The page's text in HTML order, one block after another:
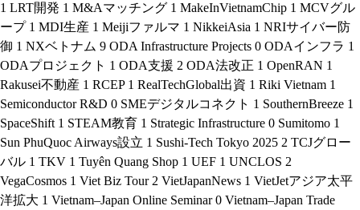
1 LRT開発 1 M&Aマッチング 1 MakeInVietnamChip 1 MCVグル
ープ 1 MDI生産 1 Meijiファルマ 1 NikkeiAsia 1 NRIサイバー防
御 1 NXベトナム 9 ODA Infrastructure Projects 0 ODAインフラ 1
ODAプロジェクト 1 ODA支援 2 ODA法改正 1 OpenRAN 1
Rakusei不動産 1 RCEP 1 RealTechGlobal出資 1 Riki Vietnam 1
Semiconductor R&D 0 SMEデジタルコネクト 1 SouthernBreeze 1
SpaceShift 1 STEAM教育 1 Strategic Infrastructure 0 Sumitomo 1
Sun PhuQuoc Airways設立 1 Sushi-Tech Tokyo 2025 2 TCJグロー
バル 1 TKV 1 Tuyên Quang Shop 1 UEF 1 UNCLOS 2
VegaCosmos 1 Viet Biz Tour 2 VietJapanNews 1 VietJetアジア太平
洋拡大 1 Vietnam–Japan Online Seminar 0 Vietnam–Japan Trade